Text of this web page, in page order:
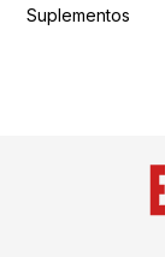
Suplementos